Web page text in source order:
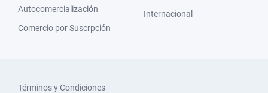
Autocomercialización
Comercio por Suscrpción
Internacional
Términos y Condiciones